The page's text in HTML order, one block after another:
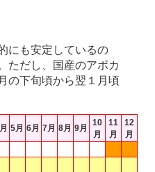
にも安定しているの
ただし、国産のアボカ
の下旬頃から翌１月頃
5月 6月 7月 8月 9月
10
月
11
月
12
月